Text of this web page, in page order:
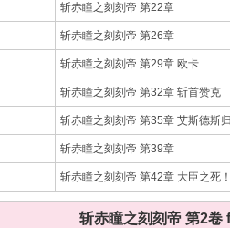
斩赤瞳之刻刻帝 第22章
斩赤瞳之刻刻帝 第26章
斩赤瞳之刻刻帝 第29章 欧卡
斩赤瞳之刻刻帝 第32章 斩首赞克
斩赤瞳之刻刻帝 第35章 艾斯德斯
斩赤瞳之刻刻帝 第39章
斩赤瞳之刻刻帝 第42章 大臣之死
斩赤瞳之刻刻帝 第2卷